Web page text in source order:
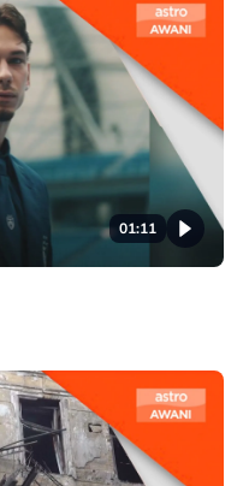
01:11